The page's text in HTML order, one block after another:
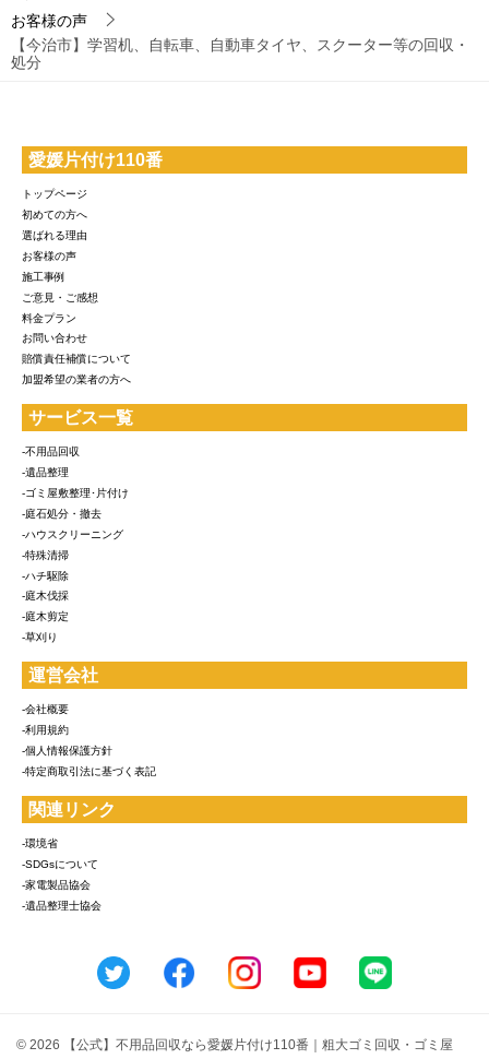
お客様の声
【今治市】学習机、自転車、自動車タイヤ、スクーター等の回収・
処分
愛媛片付け110番
トップページ
初めての方へ
選ばれる理由
お客様の声
施工事例
ご意見・ご感想
料金プラン
お問い合わせ
賠償責任補償について
加盟希望の業者の方へ
サービス一覧
-不用品回収
-遺品整理
-ゴミ屋敷整理･片付け
-庭石処分・撤去
-ハウスクリーニング
-特殊清掃
-ハチ駆除
-庭木伐採
-庭木剪定
-草刈り
運営会社
-会社概要
-利用規約
-個人情報保護方針
-特定商取引法に基づく表記
関連リンク
-環境省
-SDGsについて
-家電製品協会
-遺品整理士協会
© 2026 【公式】不用品回収なら愛媛片付け110番｜粗大ゴミ回収・ゴミ屋